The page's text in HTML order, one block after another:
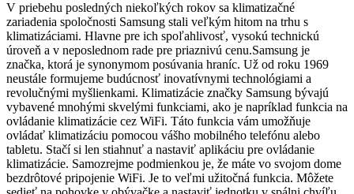
V priebehu posledných niekoľkých rokov sa klimatizačné
zariadenia spoločnosti Samsung stali veľkým hitom na trhu s
klimatizáciami. Hlavne pre ich spoľahlivosť, vysokú technickú
úroveň a v neposlednom rade pre priaznivú cenu.Samsung je
značka, ktorá je synonymom posúvania hraníc. Už od roku 1969
neustále formujeme budúcnosť inovatívnymi technológiami a
revolučnými myšlienkami. Klimatizácie značky Samsung bývajú
vybavené mnohými skvelými funkciami, ako je napríklad funkcia na
ovládanie klimatizácie cez WiFi. Táto funkcia vám umožňuje
ovládať klimatizáciu pomocou vášho mobilného telefónu alebo
tabletu. Stačí si len stiahnuť a nastaviť aplikáciu pre ovládanie
klimatizácie. Samozrejme podmienkou je, že máte vo svojom dome
bezdrôtové pripojenie WiFi. Je to veľmi užitočná funkcia. Môžete